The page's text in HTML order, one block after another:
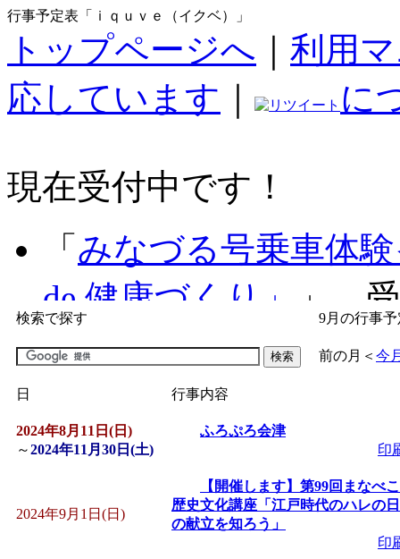
行事予定表「ｉｑｕｖｅ（イクベ）」
トップページへ
利用
応しています
に
現在受付中です！
「 みなづる号乗車体
de 健康づくり」
」 受
「子育て交流広場「
間：2026/07/09～
「皆鶴姫のこびる塾
」 受付期間：～
子育て講座「ばん
検索で探す 9月の行事予
前の月 ＜ 今
日 行事内容
2024年8月11日(日)
～2024年11月30日(土)
ふろぷろ会津
印
2024年9月1日(日)
【開催します】第99回まなべこ
歴史文化講座「江戸時代のハレの日
の献立を知ろう」
印